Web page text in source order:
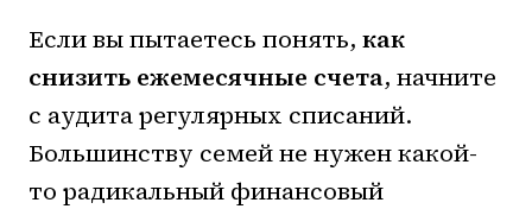
Если вы пытаетесь понять, как
снизить ежемесячные счета, начните
с аудита регулярных списаний.
Большинству семей не нужен какой-
то радикальный финансовый